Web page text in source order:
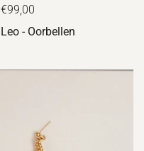
€99,00
Leo - Oorbellen